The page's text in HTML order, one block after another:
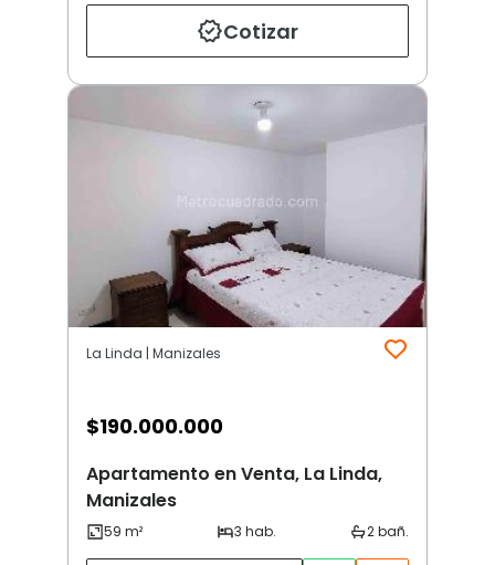
Cotizar
La Linda | Manizales
$190.000.000
Apartamento en Venta, La Linda,
Manizales